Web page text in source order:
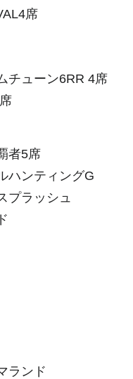
席
チューン6RR 4席
者5席
ハンティングG
プラッシュ
ランド